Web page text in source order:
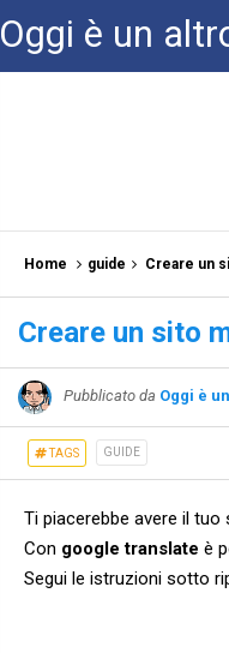
Oggi è un
Home guide Creare un
Creare un sito
Pubblicato da Oggi è
TAGS GUIDE
Ti piacerebbe avere il
Con google translate è
Segui le istruzioni sotto